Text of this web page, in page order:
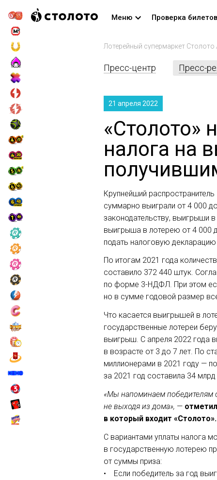
Меню Проверка билетов
Лотерейный супермаркет Столото
Пресс-центр Пресс-
21 апреля 2022
«Столото»
налога на
Крупнейший
суммарно выиграли от 4 000
законодательству, выигрыши
выигрыша в лотерею от 4 000
подать налоговую
По итогам 2021 года
составило 372 440 штук.
по форме 3-НДФЛ. При этом
но в сумме годовой размер
Что касается выигрышей в
государственные лотереи
выигрыш. С апреля 2022 года
в возрасте от 3 до 7 лет. По
миллионерами в 2021 году —
за 2021 год составила 34
«Мы напоминаем победителям
не выходя из дома», —
в который входит «Столото».
С вариантами уплаты налога
в государственную лотерею
от суммы приза:
• Если победитель за год